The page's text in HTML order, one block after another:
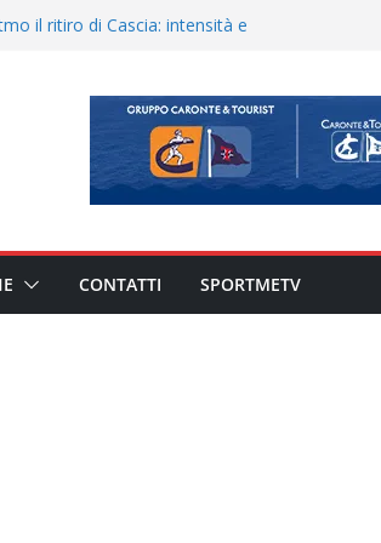
il ritiro di Cascia: intensità e
e allenamento congiunto.
il caso sul contratto del
Messina
CONTATTI SPORTMETV